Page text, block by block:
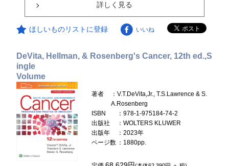
詳しく見る
ほしいものリストに登録 いいね
DeVita, Hellman, & Rosenberg's Cancer, 12th ed.,S
ingle
Volume
著者
：V.T.DeVita,Jr., T.S.Lawrence & S.
A.Rosenberg
ISBN
：978-1-975184-74-2
出版社
：WOLTERS KLUWER
出版年
：2023年
ページ数 ：1880pp.